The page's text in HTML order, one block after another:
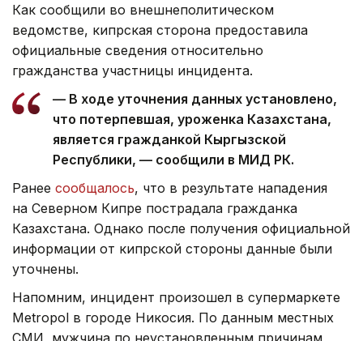
Как сообщили во внешнеполитическом
ведомстве, кипрская сторона предоставила
официальные сведения относительно
гражданства участницы инцидента.
— В ходе уточнения данных установлено,
что потерпевшая, уроженка Казахстана,
является гражданкой Кыргызской
Республики, — сообщили в МИД РК.
Ранее сообщалось, что в результате нападения
на Северном Кипре пострадала гражданка
Казахстана. Однако после получения официальной
информации от кипрской стороны данные были
уточнены.
Напомним, инцидент произошел в супермаркете
Metropol в городе Никосия. По данным местных
СМИ, мужчина по неустановленным причинам